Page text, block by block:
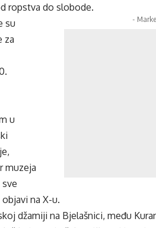
ropstva do slobode.
-
su
za
u
muzeja
na X-u.
džamiji na Bjelašnici, među